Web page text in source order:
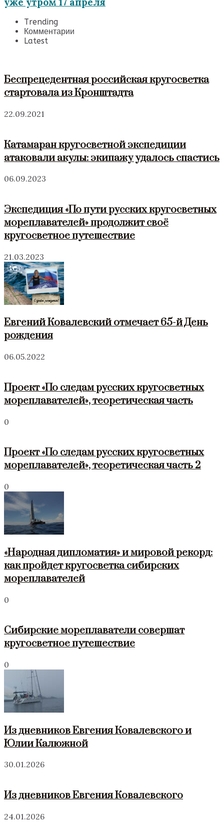
Trending
Комментарии
Latest
Беспрецедентная российская кругосветка
стартовала из Кронштадта
22.09.2021
Катамаран кругосветной экспедиции
атаковали акулы: экипажу удалось спастись
06.09.2023
Экспедиция «По пути русских кругосветных
мореплавателей» продолжит своё
кругосветное путешествие
21.03.2023
Евгений Ковалевский отмечает 65-й День
рождения
06.05.2022
Проект «По следам русских кругосветных
мореплавателей», теоретическая часть
0
Проект «По следам русских кругосветных
мореплавателей», теоретическая часть 2
0
«Народная дипломатия» и мировой рекорд:
как пройдет кругосветка сибирских
мореплавателей
0
Сибирские мореплаватели совершат
кругосветное путешествие
0
Из дневников Евгения Ковалевского и
Юлии Калюжной
30.01.2026
Из дневников Евгения Ковалевского
24.01.2026